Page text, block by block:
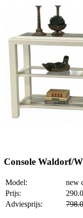
Console Waldorf/W
Model:
new
Prijs:
Adviesprijs: